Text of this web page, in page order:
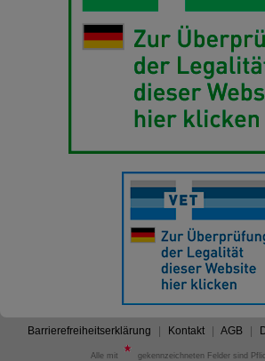
Barrierefreiheitserklärung Kontakt AGB
Alle mit
gekennzeichneten Felder sind